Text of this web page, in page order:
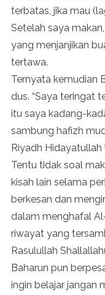
terbatas, jika mau
Setelah saya
yang menjanjikan
tertawa.
Ternyata kemudian
dus. “Saya teringat
itu saya kadang-
sambung hafizh
Riyadh Hidayatullah
Tentu tidak soal
kisah lain selama
berkesan dan
dalam menghafal
riwayat yang
Rasulullah
Baharun pun
ingin belajar jangan